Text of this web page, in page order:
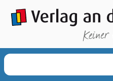
springen